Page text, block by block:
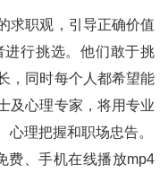
求职观，引导正确价值
行挑选。他们敢于挑
，同时每个人都希望能
及心理专家，将用专业
理把握和职场忠告。
费、手机在线播放mp4